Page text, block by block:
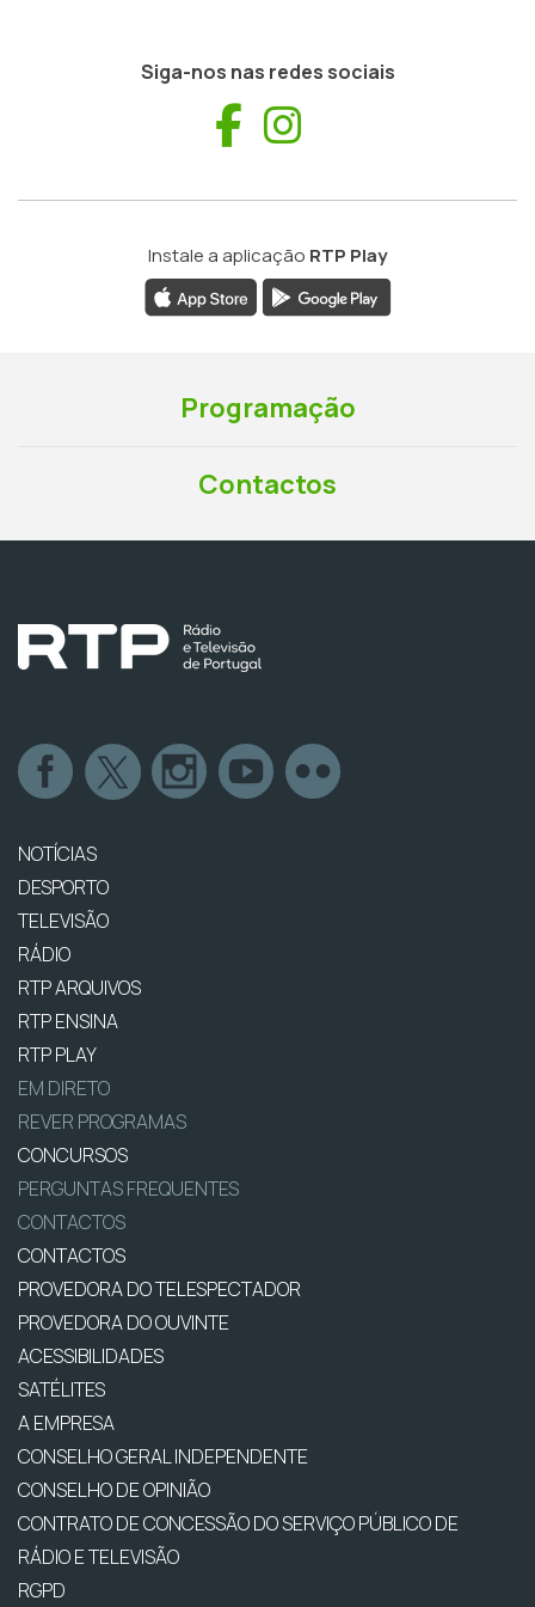
Siga-nos nas redes sociais
Facebook
Instale a aplicação RTP Play
Programação
Contactos
NOTÍCIAS
DESPORTO
TELEVISÃO
RÁDIO
RTP ARQUIVOS
RTP ENSINA
RTP PLAY
EM DIRETO
REVER PROGRAMAS
CONCURSOS
PERGUNTAS FREQUENTES
CONTACTOS
CONTACTOS
PROVEDORA DO TELESPECTADOR
PROVEDORA DO OUVINTE
ACESSIBILIDADES
SATÉLITES
A EMPRESA
CONSELHO GERAL INDEPENDENTE
CONSELHO DE OPINIÃO
CONTRATO DE CONCESSÃO DO SERVIÇO PÚBLICO DE
RÁDIO E TELEVISÃO
RGPD